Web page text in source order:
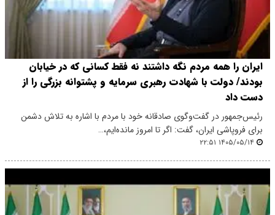
ایران را همه مردم نگه داشتند نه فقط کسانی که در خیابان
بودند/ دولت با شهادت رهبری سرمایه و پشتوانه بزرگی را از
دست داد
رئیس‌جمهور در گفت‌وگوی صادقانه خود با مردم با اشاره به تلاش دشمن
برای فروپاشی ایران، گفت: اگر تا امروز مانده‌ایم،…
۱۴۰۵/۰۵/۱۴ ۲۲:۵۱